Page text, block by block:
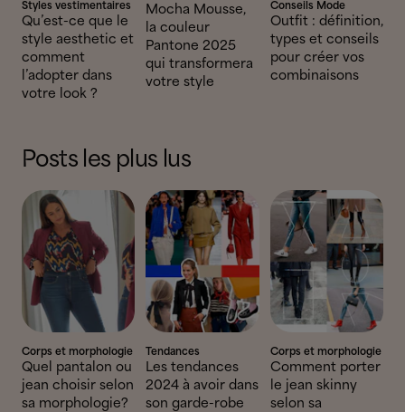
Styles vestimentaires
Qu’est-ce que le
style aesthetic et
comment
l’adopter dans
votre look ?
Mocha Mousse,
la couleur
Pantone 2025
qui transformera
votre style
Conseils Mode
Outfit : définition,
types et conseils
pour créer vos
combinaisons
Posts les plus lus
Corps et morphologie
Quel pantalon ou
jean choisir selon
sa morphologie?
Tendances
Les tendances
2024 à avoir dans
son garde-robe
Corps et morphologie
Comment porter
le jean skinny
selon sa